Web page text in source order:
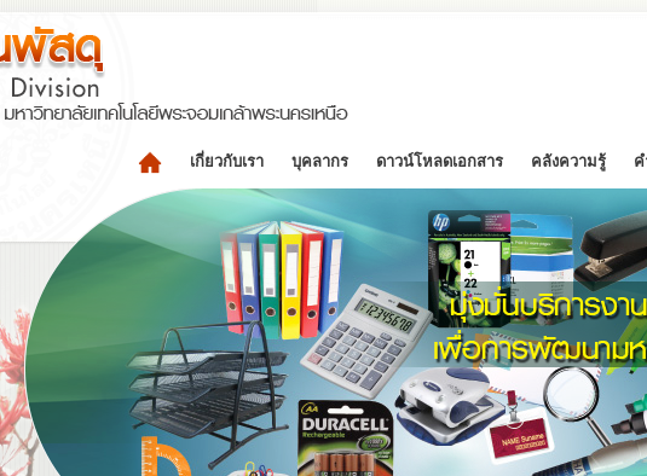
เกี่ยวกับเรา บุคลากร ดาวน์โหลดเอกสาร คลังความรู้